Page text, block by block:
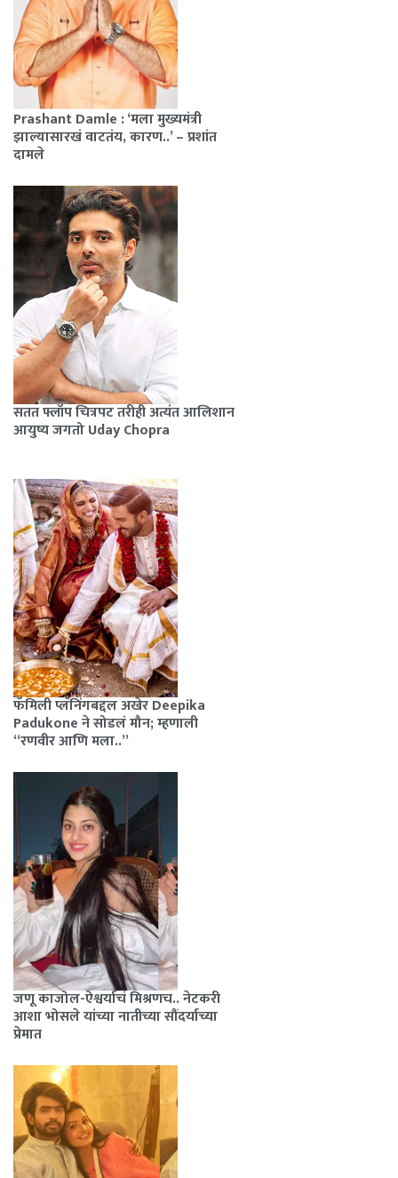
Prashant Damle : ‘मला मुख्यमंत्री
झाल्यासारखं वाटतंय, कारण..’ – प्रशांत
दामले
सतत फ्लॉप चित्रपट तरीही अत्यंत आलिशान
आयुष्य जगतो Uday Chopra
फॅमिली प्लॅनिंगबद्दल अखेर Deepika
Padukone ने सोडलं मौन; म्हणाली
“रणवीर आणि मला..”
जणू काजोल-ऐश्वर्याचं मिश्रणच.. नेटकरी
आशा भोसले यांच्या नातीच्या सौंदर्याच्या
प्रेमात